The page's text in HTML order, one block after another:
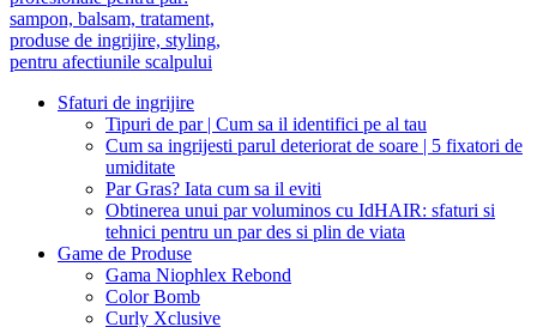
Sfaturi de ingrijire
Tipuri de par | Cum sa il identifici pe al tau
Cum sa ingrijesti parul deteriorat de soare | 5 fixatori de
umiditate
Par Gras? Iata cum sa il eviti
Obtinerea unui par voluminos cu IdHAIR: sfaturi si
tehnici pentru un par des si plin de viata
Game de Produse
Gama Niophlex Rebond
Color Bomb
Curly Xclusive